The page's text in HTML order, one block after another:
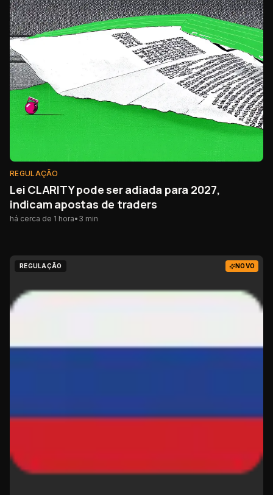
REGULAÇÃO
Lei CLARITY pode ser adiada para 2027,
indicam apostas de traders
há cerca de 1 hora• 3 min
REGULAÇÃO NOVO